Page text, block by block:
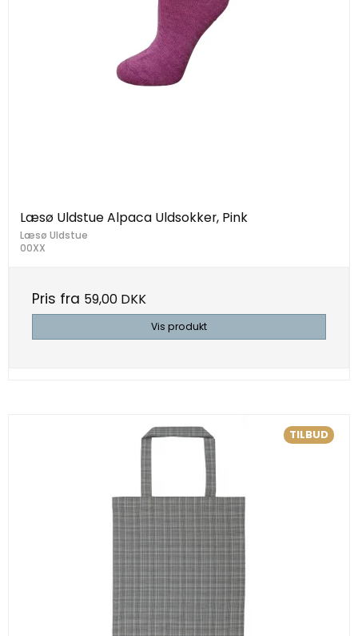
Læsø Uldstue Alpaca Uldsokker, Pink
Læsø Uldstue
00XX
Pris fra 59,00 DKK
Vis produkt
TILBUD